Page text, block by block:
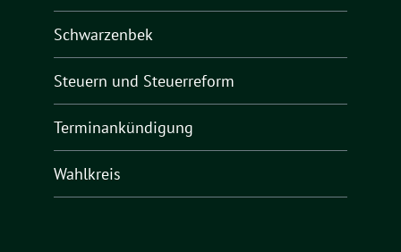
Schwarzenbek
Steuern und Steuerreform
Terminankündigung
Wahlkreis